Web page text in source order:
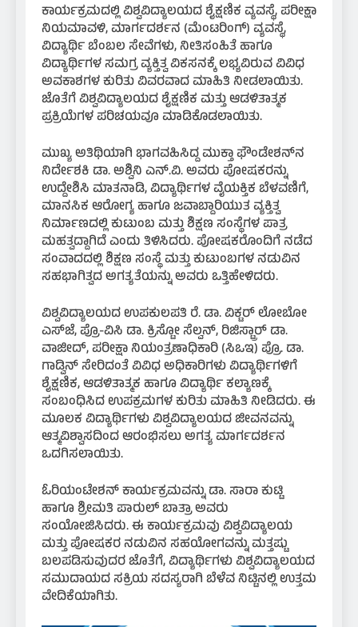
ಕಾರ್ಯಕ್ರಮದಲ್ಲಿ ವಿಶ್ವವಿದ್ಯಾಲಯದ ಶೈಕ್ಷಣಿಕ ವ್ಯವಸ್ಥೆ, ಪರೀಕ್ಷಾ
ನಿಯಮಾವಳಿ, ಮಾರ್ಗದರ್ಶನ (ಮೆಂಟರಿಂಗ್) ವ್ಯವಸ್ಥೆ,
ವಿದ್ಯಾರ್ಥಿ ಬೆಂಬಲ ಸೇವೆಗಳು, ನೀತಿಸಂಹಿತೆ ಹಾಗೂ
ವಿದ್ಯಾರ್ಥಿಗಳ ಸಮಗ್ರ ವ್ಯಕ್ತಿತ್ವ ವಿಕಸನಕ್ಕೆ ಲಭ್ಯವಿರುವ ವಿವಿಧ
ಅವಕಾಶಗಳ ಕುರಿತು ವಿವರವಾದ ಮಾಹಿತಿ ನೀಡಲಾಯಿತು.
ಜೊತೆಗೆ ವಿಶ್ವವಿದ್ಯಾಲಯದ ಶೈಕ್ಷಣಿಕ ಮತ್ತು ಆಡಳಿತಾತ್ಮಕ
ಪ್ರಕ್ರಿಯೆಗಳ ಪರಿಚಯವೂ ಮಾಡಿಕೊಡಲಾಯಿತು.
ಮುಖ್ಯ ಅತಿಥಿಯಾಗಿ ಭಾಗವಹಿಸಿದ್ದ ಮುಕ್ತಾ ಫೌಂಡೇಶನ್‌ನ
ನಿರ್ದೇಶಕಿ ಡಾ. ಅಶ್ವಿನಿ ಎನ್.ವಿ. ಅವರು ಪೋಷಕರನ್ನು
ಉದ್ದೇಶಿಸಿ ಮಾತನಾಡಿ, ವಿದ್ಯಾರ್ಥಿಗಳ ವೈಯಕ್ತಿಕ ಬೆಳವಣಿಗೆ,
ಮಾನಸಿಕ ಆರೋಗ್ಯ ಹಾಗೂ ಜವಾಬ್ದಾರಿಯುತ ವ್ಯಕ್ತಿತ್ವ
ನಿರ್ಮಾಣದಲ್ಲಿ ಕುಟುಂಬ ಮತ್ತು ಶಿಕ್ಷಣ ಸಂಸ್ಥೆಗಳ ಪಾತ್ರ
ಮಹತ್ವದ್ದಾಗಿದೆ ಎಂದು ತಿಳಿಸಿದರು. ಪೋಷಕರೊಂದಿಗೆ ನಡೆದ
ಸಂವಾದದಲ್ಲಿ ಶಿಕ್ಷಣ ಸಂಸ್ಥೆ ಮತ್ತು ಕುಟುಂಬಗಳ ನಡುವಿನ
ಸಹಭಾಗಿತ್ವದ ಅಗತ್ಯತೆಯನ್ನು ಅವರು ಒತ್ತಿಹೇಳಿದರು.
ವಿಶ್ವವಿದ್ಯಾಲಯದ ಉಪಕುಲಪತಿ ರೆ. ಡಾ. ವಿಕ್ಟರ್ ಲೋಬೋ
ಎಸ್‌ಜೆ, ಪ್ರೊ-ವಿಸಿ ಡಾ. ಕ್ರಿಸ್ಟೋ ಸೆಲ್ವನ್, ರಿಜಿಸ್ಟ್ರಾರ್ ಡಾ.
ವಾಜೀದ್, ಪರೀಕ್ಷಾ ನಿಯಂತ್ರಣಾಧಿಕಾರಿ (ಸಿಒಇ) ಪ್ರೊ. ಡಾ.
ಗಾಡ್ವಿನ್ ಸೇರಿದಂತೆ ವಿವಿಧ ಅಧಿಕಾರಿಗಳು ವಿದ್ಯಾರ್ಥಿಗಳಿಗೆ
ಶೈಕ್ಷಣಿಕ, ಆಡಳಿತಾತ್ಮಕ ಹಾಗೂ ವಿದ್ಯಾರ್ಥಿ ಕಲ್ಯಾಣಕ್ಕೆ
ಸಂಬಂಧಿಸಿದ ಉಪಕ್ರಮಗಳ ಕುರಿತು ಮಾಹಿತಿ ನೀಡಿದರು. ಈ
ಮೂಲಕ ವಿದ್ಯಾರ್ಥಿಗಳು ವಿಶ್ವವಿದ್ಯಾಲಯದ ಜೀವನವನ್ನು
ಆತ್ಮವಿಶ್ವಾಸದಿಂದ ಆರಂಭಿಸಲು ಅಗತ್ಯ ಮಾರ್ಗದರ್ಶನ
ಒದಗಿಸಲಾಯಿತು.
ಓರಿಯಂಟೇಶನ್ ಕಾರ್ಯಕ್ರಮವನ್ನು ಡಾ. ಸಾರಾ ಕುಟ್ಟಿ
ಹಾಗೂ ಶ್ರೀಮತಿ ಪಾರುಲ್ ಬಾತ್ರಾ ಅವರು
ಸಂಯೋಜಿಸಿದರು. ಈ ಕಾರ್ಯಕ್ರಮವು ವಿಶ್ವವಿದ್ಯಾಲಯ
ಮತ್ತು ಪೋಷಕರ ನಡುವಿನ ಸಹಯೋಗವನ್ನು ಮತ್ತಷ್ಟು
ಬಲಪಡಿಸುವುದರ ಜೊತೆಗೆ, ವಿದ್ಯಾರ್ಥಿಗಳು ವಿಶ್ವವಿದ್ಯಾಲಯದ
ಸಮುದಾಯದ ಸಕ್ರಿಯ ಸದಸ್ಯರಾಗಿ ಬೆಳೆವ ನಿಟ್ಟಿನಲ್ಲಿ ಉತ್ತಮ
ವೇದಿಕೆಯಾಗಿತು.